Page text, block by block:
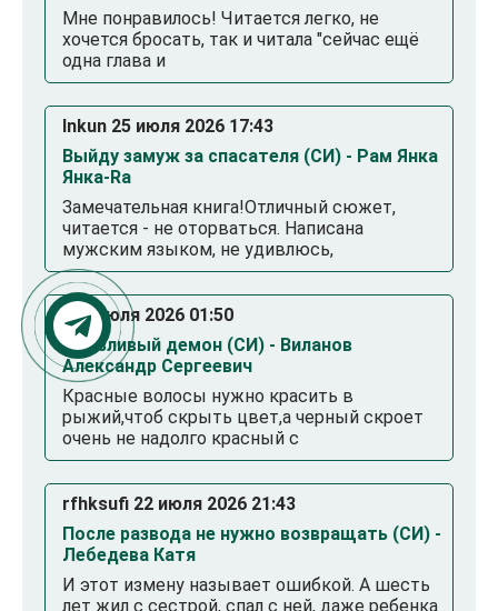
Мне понравилось! Читается легко, не
хочется бросать, так и читала "сейчас ещё
одна глава и
Inkun 25 июля 2026 17:43
Выйду замуж за спасателя (СИ) - Рам Янка
Янка-Ra
Замечательная книга!Отличный сюжет,
читается - не оторваться. Написана
мужским языком, не удивлюсь,
. 23 июля 2026 01:50
Смазливый демон (СИ) - Виланов
Александр Сергеевич
Красные волосы нужно красить в
рыжий,чтоб скрыть цвет,а черный скроет
очень не надолго красный с
rfhksufi 22 июля 2026 21:43
После развода не нужно возвращать (СИ) -
Лебедева Катя
И этот измену называет ошибкой. А шесть
лет жил с сестрой, спал с ней, даже ребенка